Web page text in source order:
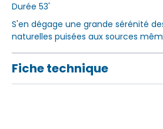
Durée 53'
S'en dégage une grande sérénité
naturelles puisées aux sources
Fiche technique